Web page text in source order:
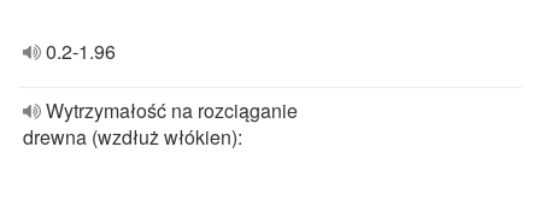
0.2-1.96
Wytrzymałość na rozciąganie
drewna (wzdłuż włókien):